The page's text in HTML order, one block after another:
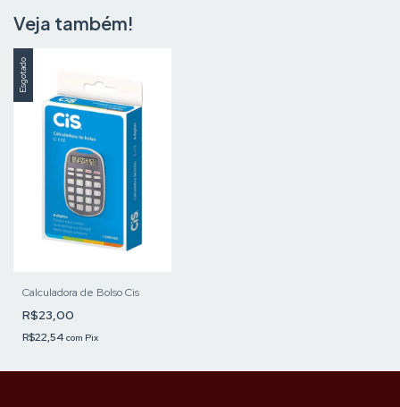
Veja também!
Esgotado
Calculadora de Bolso Cis
R$23,00
R$22,54 com Pix